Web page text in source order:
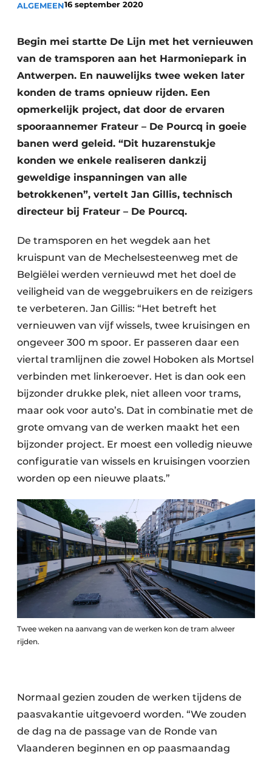
ALGEMEEN16 september 2020
Begin mei startte De Lijn met het vernieuwen
van de tramsporen aan het Harmoniepark in
Antwerpen. En nauwelijks twee weken later
konden de trams opnieuw rijden. Een
opmerkelijk project, dat door de ervaren
spooraannemer Frateur – De Pourcq in goeie
banen werd geleid. “Dit huzarenstukje
konden we enkele realiseren dankzij
geweldige inspanningen van alle
betrokkenen”, vertelt Jan Gillis, technisch
directeur bij Frateur – De Pourcq.
De tramsporen en het wegdek aan het
kruispunt van de Mechelsesteenweg met de
Belgiëlei werden vernieuwd met het doel de
veiligheid van de weggebruikers en de reizigers
te verbeteren. Jan Gillis: “Het betreft het
vernieuwen van vijf wissels, twee kruisingen en
ongeveer 300 m spoor. Er passeren daar een
viertal tramlijnen die zowel Hoboken als Mortsel
verbinden met linkeroever. Het is dan ook een
bijzonder drukke plek, niet alleen voor trams,
maar ook voor auto’s. Dat in combinatie met de
grote omvang van de werken maakt het een
bijzonder project. Er moest een volledig nieuwe
configuratie van wissels en kruisingen voorzien
worden op een nieuwe plaats.”
Twee weken na aanvang van de werken kon de tram alweer
rijden.
Normaal gezien zouden de werken tijdens de
paasvakantie uitgevoerd worden. “We zouden
de dag na de passage van de Ronde van
Vlaanderen beginnen en op paasmaandag